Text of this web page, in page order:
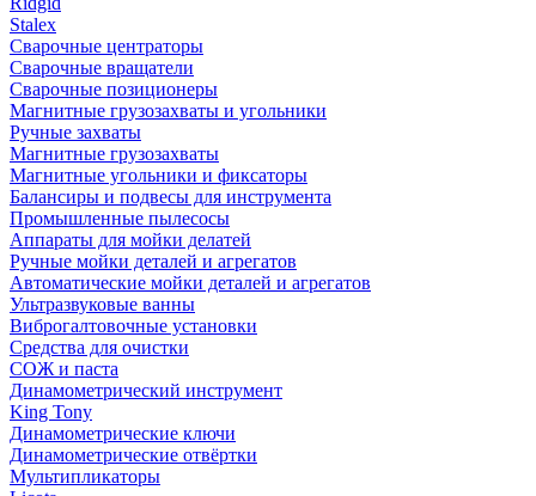
Stalex
Сварочные центраторы
Сварочные вращатели
Сварочные позиционеры
Магнитные грузозахваты и угольники
Ручные захваты
Магнитные грузозахваты
Магнитные угольники и фиксаторы
Балансиры и подвесы для инструмента
Промышленные пылесосы
Аппараты для мойки делатей
Ручные мойки деталей и агрегатов
Автоматические мойки деталей и агрегатов
Ультразвуковые ванны
Виброгалтовочные установки
Средства для очистки
СОЖ и паста
Динамометрический инструмент
King Tony
Динамометрические ключи
Динамометрические отвёртки
Мультипликаторы